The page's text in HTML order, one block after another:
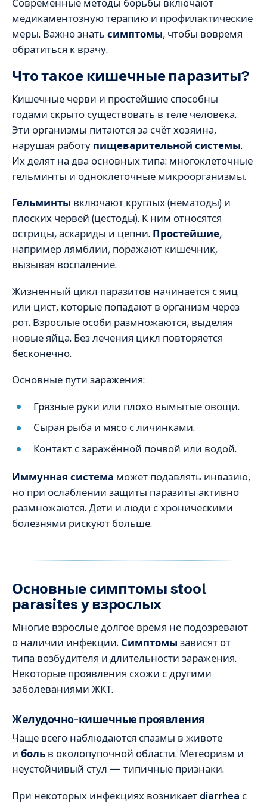
Современные методы борьбы включают
медикаментозную терапию и профилактические
меры. Важно знать симптомы, чтобы вовремя
обратиться к врачу.
Что такое кишечные паразиты?
Кишечные черви и простейшие способны
годами скрыто существовать в теле человека.
Эти организмы питаются за счёт хозяина,
нарушая работу пищеварительной системы.
Их делят на два основных типа: многоклеточные
гельминты и одноклеточные микроорганизмы.
Гельминты включают круглых (нематоды) и
плоских червей (цестоды). К ним относятся
острицы, аскариды и цепни. Простейшие,
например лямблии, поражают кишечник,
вызывая воспаление.
Жизненный цикл паразитов начинается с яиц
или цист, которые попадают в организм через
рот. Взрослые особи размножаются, выделяя
новые яйца. Без лечения цикл повторяется
бесконечно.
Основные пути заражения:
Грязные руки или плохо вымытые овощи.
Сырая рыба и мясо с личинками.
Контакт с заражённой почвой или водой.
Иммунная система может подавлять инвазию,
но при ослаблении защиты паразиты активно
размножаются. Дети и люди с хроническими
болезнями рискуют больше.
Основные симптомы stool
parasites у взрослых
Многие взрослые долгое время не подозревают
о наличии инфекции. Симптомы зависят от
типа возбудителя и длительности заражения.
Некоторые проявления схожи с другими
заболеваниями ЖКТ.
Желудочно-кишечные проявления
Чаще всего наблюдаются спазмы в животе
и боль в околопупочной области. Метеоризм и
неустойчивый стул — типичные признаки.
При некоторых инфекциях возникает diarrhea с